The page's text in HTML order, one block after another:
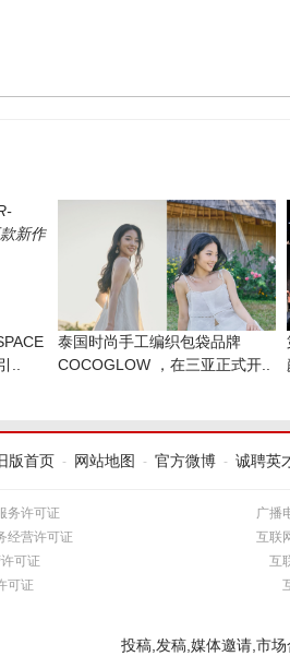
..
​泰国时尚手工编织包袋品牌
COCOGLOW ，在三亚正式开..
旧版首页 - 网站地图 - 官方微博 - 诚聘英
务许可证
经营许可证
可证
可证
广播
互联
互
投稿,发稿,媒体邀请,市